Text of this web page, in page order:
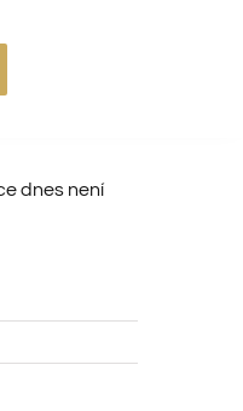
dnes není